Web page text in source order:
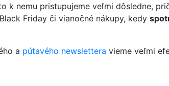
nemu pristupujeme veľmi dôsledne,
Friday či vianočné nákupy, kedy
a pútavého newslettera vieme veľmi